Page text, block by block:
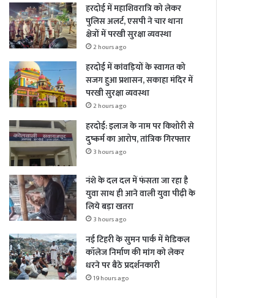
हरदोई में महाशिवरात्रि को लेकर
पुलिस अलर्ट, एसपी ने चार थाना
क्षेत्रों में परखी सुरक्षा व्यवस्था
2 hours ago
हरदोई में कांवड़ियों के स्वागत को
सजग हुआ प्रशासन, सकाहा मंदिर में
परखी सुरक्षा व्यवस्था
2 hours ago
हरदोई: इलाज के नाम पर किशोरी से
दुष्कर्म का आरोप, तांत्रिक गिरफ्तार
3 hours ago
नंशे के दल दल में फंसता जा रहा है
युवा साथ ही आने वाली युवा पीढ़ी के
लिये बड़ा खतरा
3 hours ago
नई टिहरी के सुमन पार्क में मेडिकल
कॉलेज निर्माण की मांग को लेकर
धरने पर बैठे प्रदर्शनकारी
19 hours ago